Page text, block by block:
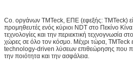
Co. οργάνων TMTeck, ΕΠΕ (εφεξής: TMTeck)
προμηθευτές ενός κύριοι NDT στο Πεκίνο Κίνα
τεχνολογίες και την περιεκτική τεχνογνωσία
χώρες σε όλο τον κόσμο. Μέχρι τώρα, TMTeck
technology-driven λύσεων επιθεώρησης που
την ποιότητα και την ασφάλεια.